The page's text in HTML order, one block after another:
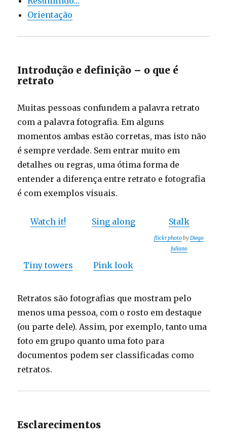
Orientação
Introdução e definição – o que é
retrato
Muitas pessoas confundem a palavra retrato
com a palavra fotografia. Em alguns
momentos ambas estão corretas, mas isto não
é sempre verdade. Sem entrar muito em
detalhes ou regras, uma ótima forma de
entender a diferença entre retrato e fotografia
é com exemplos visuais.
Watch it! Sing along Stalk
flickr photobyDiego
Juliano
Tiny towers Pink look
Retratos são fotografias que mostram pelo
menos uma pessoa, com o rosto em destaque
(ou parte dele). Assim, por exemplo, tanto uma
foto em grupo quanto uma foto para
documentos podem ser classificadas como
retratos.
Esclarecimentos